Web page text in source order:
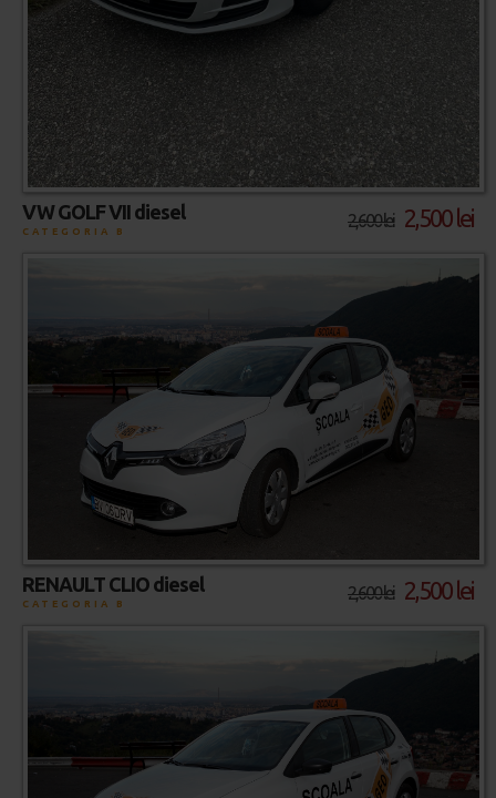
2,600 lei 2,500 lei
VW GOLF VII diesel
CATEGORIA B
2,600 lei 2,500 lei
RENAULT CLIO diesel
CATEGORIA B